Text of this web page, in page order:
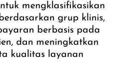
mengklasifikasikan
grup klinis,
berbasis pada
dan meningkatkan
kualitas layanan